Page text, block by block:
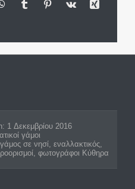
1 Δεκεμβρίου 2016
γάμοι
γάμος σε νησί, εναλλακτικός,
, φωτογράφοι Κύθηρα